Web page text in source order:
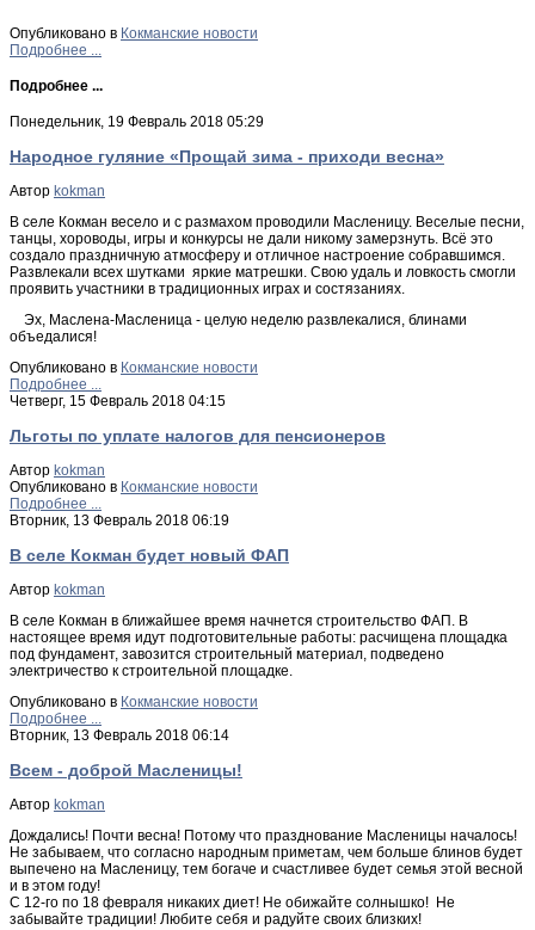
Опубликовано в Кокманские новости
Подробнее ...
Подробнее ...
Понедельник, 19 Февраль 2018 05:29
Народное гуляние «Прощай зима - приходи весна»
Автор kokman
В селе Кокман весело и с размахом проводили Масленицу. Веселые песни,
танцы, хороводы, игры и конкурсы не дали никому замерзнуть. Всё это
создало праздничную атмосферу и отличное настроение собравшимся.
Развлекали всех шутками яркие матрешки. Свою удаль и ловкость смогли
проявить участники в традиционных играх и состязаниях.
Эх, Маслена-Масленица - целую неделю развлекалися, блинами
объедалися!
Опубликовано в Кокманские новости
Подробнее ...
Четверг, 15 Февраль 2018 04:15
Льготы по уплате налогов для пенсионеров
Автор kokman
Опубликовано в Кокманские новости
Подробнее ...
Вторник, 13 Февраль 2018 06:19
В селе Кокман будет новый ФАП
Автор kokman
В селе Кокман в ближайшее время начнется строительство ФАП. В
настоящее время идут подготовительные работы: расчищена площадка
под фундамент, завозится строительный материал, подведено
электричество к строительной площадке.
Опубликовано в Кокманские новости
Подробнее ...
Вторник, 13 Февраль 2018 06:14
Всем - доброй Масленицы!
Автор kokman
Дождались! Почти весна! Потому что празднование Масленицы началось!
Не забываем, что согласно народным приметам, чем больше блинов будет
выпечено на Масленицу, тем богаче и счастливее будет семья этой весной
и в этом году!
С 12-го по 18 февраля никаких диет! Не обижайте солнышко! Не
забывайте традиции! Любите себя и радуйте своих близких!